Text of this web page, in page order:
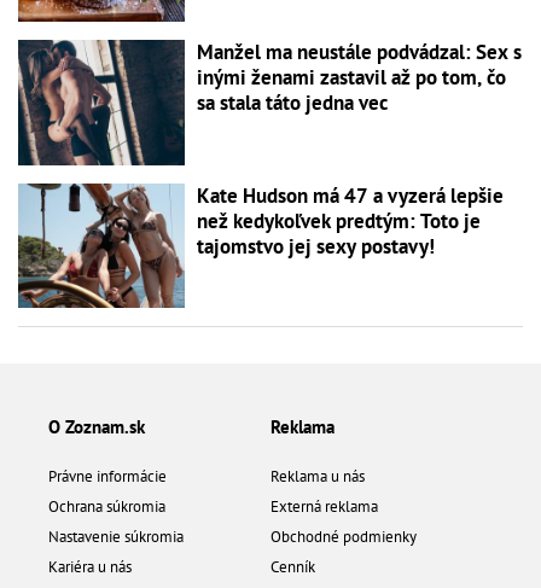
Manžel ma neustále podvádzal: Sex s
inými ženami zastavil až po tom, čo
sa stala táto jedna vec
Kate Hudson má 47 a vyzerá lepšie
než kedykoľvek predtým: Toto je
tajomstvo jej sexy postavy!
O Zoznam.sk
Právne informácie
Ochrana súkromia
Nastavenie súkromia
Kariéra u nás
Reklama
Reklama u nás
Externá reklama
Obchodné podmienky
Cenník